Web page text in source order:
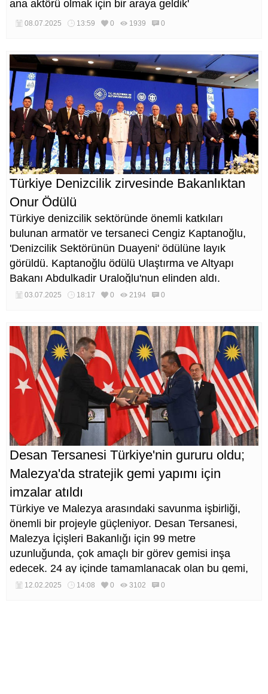
ana aktörü olmak için bir araya geldik'
08.07.2025 13:59 0 1939 0
Türkiye Denizcilik zirvesinde Bakanlıktan
Onur Ödülü
Türkiye denizcilik sektöründe önemli katkıları
bulunan armatör ve tersaneci Cengiz Kaptanoğlu,
'Denizcilik Sektörünün Duayeni' ödülüne layık
görüldü. Kaptanoğlu ödülü Ulaştırma ve Altyapı
Bakanı Abdulkadir Uraloğlu'nun elinden aldı.
03.07.2025 18:17 0 2194 0
Desan Tersanesi Türkiye'nin gururu oldu;
Malezya'da stratejik gemi yapımı için
imzalar atıldı
Türkiye ve Malezya arasındaki savunma işbirliği,
önemli bir projeyle güçleniyor. Desan Tersanesi,
Malezya İçişleri Bakanlığı için 99 metre
uzunluğunda, çok amaçlı bir görev gemisi inşa
edecek. 24 ay içinde tamamlanacak olan bu gemi,
Malezya Sahil Güvenlik Komutanlığı (MMEA)
12.02.2025 14:08 0 3102 0